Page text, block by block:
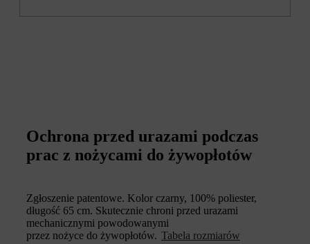
Ochrona przed urazami podczas
prac z nożycami do żywopłotów
Zgłoszenie patentowe. Kolor czarny, 100% poliester,
długość 65 cm. Skutecznie chroni przed urazami
mechanicznymi powodowanymi
przez nożyce do żywopłotów. Tabela rozmiarów